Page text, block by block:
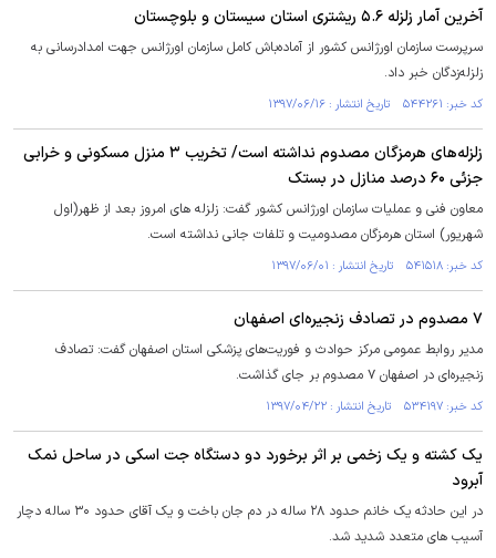
آخرین آمار زلزله ۵.۶ ریشتری استان سیستان و بلوچستان
سرپرست سازمان اورژانس کشور از آماده‌باش کامل سازمان اورژانس جهت امدادرسانی به
زلزله‌زدگان خبر داد.
کد خبر: ۵۴۴۲۶۱ تاریخ انتشار : ۱۳۹۷/۰۶/۱۶
زلزله‌های هرمزگان مصدوم نداشته است/ تخریب ۳ منزل مسکونی و خرابی
جزئی ۶۰ درصد منازل در بستک
معاون فنی و عملیات سازمان اورژانس کشور گفت: زلزله های امروز بعد از ظهر(اول
شهریور) استان هرمزگان مصدومیت و تلفات جانی نداشته است.
کد خبر: ۵۴۱۵۱۸ تاریخ انتشار : ۱۳۹۷/۰۶/۰۱
۷ مصدوم در تصادف زنجیره‌ای اصفهان
مدیر روابط عمومی مرکز حوادث و فوریت‌های پزشکی استان اصفهان گفت: تصادف
زنجیره‌ای در اصفهان ۷ مصدوم بر جای گذاشت.
کد خبر: ۵۳۴۱۹۷ تاریخ انتشار : ۱۳۹۷/۰۴/۲۲
یک کشته و یک زخمی بر اثر برخورد دو دستگاه جت اسکی در ساحل نمک
آبرود
در این حادثه یک خانم حدود ۲۸ ساله در دم جان باخت و یک آقای حدود ۳۰ ساله دچار
آسیب های متعدد شدید شد.